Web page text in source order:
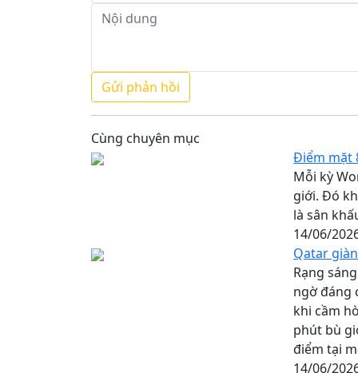
Cùng chuyên mục
Điểm mặt
Mỗi kỳ
giới. Đó
là sân
14/06/
Qatar
Rạng
ngờ đáng
khi cầm
phút bù
điểm tại
14/06/